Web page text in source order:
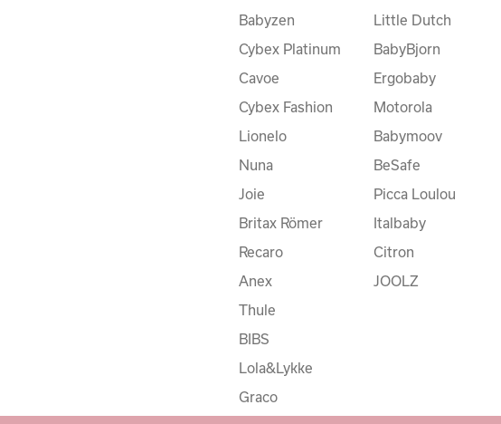
Babyzen
Cybex Platinum
Cavoe
Cybex Fashion
Lionelo
Nuna
Joie
Britax Römer
Recaro
Anex
Thule
BIBS
Lola&Lykke
Graco
Little Dutch
BabyBjorn
Ergobaby
Motorola
Babymoov
BeSafe
Picca Loulou
Italbaby
Citron
JOOLZ